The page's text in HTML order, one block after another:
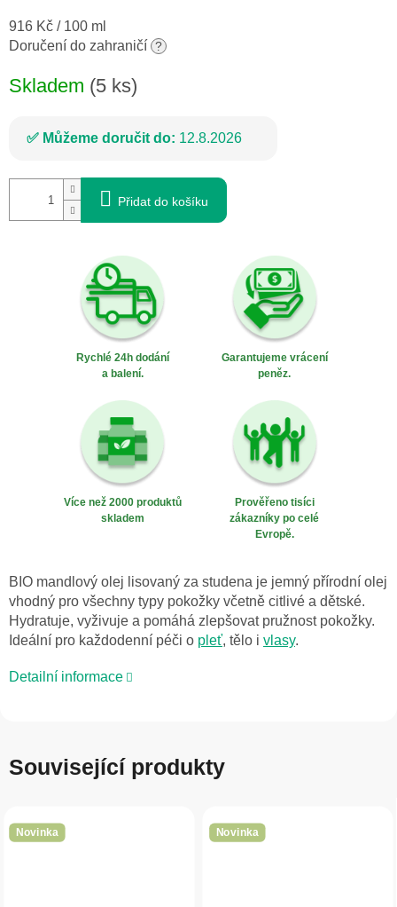
Měrná
cena:
916 Kč / 100 ml
Doručení do zahraničí ?
Skladem (5 ks)
Můžeme doručit do: 12.8.2026
Přidat do košíku
Rychlé 24h dodání
a balení.
Garantujeme vrácení
peněz.
Více než 2000 produktů
skladem
Prověřeno tisíci
zákazníky po celé
Evropě.
BIO mandlový olej lisovaný za studena je jemný přírodní olej
vhodný pro všechny typy pokožky včetně citlivé a dětské.
Hydratuje, vyživuje a pomáhá zlepšovat pružnost pokožky.
Ideální pro každodenní péči o pleť, tělo i vlasy.
Detailní informace
Související produkty
Novinka Novinka